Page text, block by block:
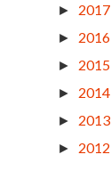
► 2017
► 2016
► 2015
► 2014
► 2013
► 2012